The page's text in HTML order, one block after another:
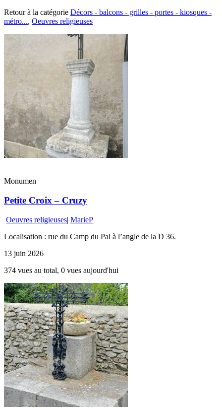
Retour à la catégorie Décors - balcons - grilles - portes - kiosques -
métro..., Oeuvres religieuses
Monumen
Petite Croix – Cruzy
Oeuvres religieuses| MarieP
Localisation : rue du Camp du Pal à l’angle de la D 36.
13 juin 2026
374 vues au total, 0 vues aujourd'hui